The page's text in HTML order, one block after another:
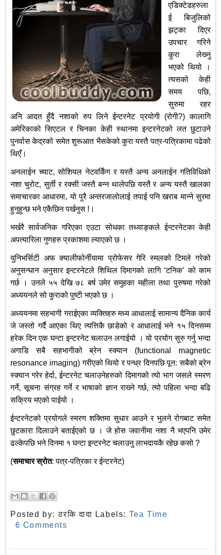
एडिक्टेडहरुला
ई बिजुलिको
झट्का
दिएर
उपचार गरिने
कुरा लेख्‍नु
भएको थियो ।
त्यसको केही
समय पछि,
सुरुमा रहर
अनि आदत हुँदै नशाको रुप लिने ईन्टरनेट प्रयोगी (रोगी?) कालागि
अमेरिकाको सिएटल र चिनका केही स्थानमा इन्टरनेटको लत छुटाउने
पुनर्वास केद्रको समेत शुरूआत भैसकेको कुरा यस्तै पत्र-पत्रिकामा पढेको
थिएँ।
अनलाईन च्याट, सोशियल नेटवर्किंग र यस्तै अन्य अनलाईन गतिविधिको
नशा चुरोट, सुर्ती र रक्सी जस्तै बन्न थालेपछि यस्तै र अन्य यस्तै खालका
समाचारका आधारमा, यो पुरै अन्तरजालोलाई तपाई पनि खराब मान्ने सुरमा
हुनुहुन्छ भने एकैछिन पर्खनुस !।
भर्खरै सार्वजनिक गरिएका एउटा सोधका तथ्याङ्कले ईन्टरनेटका केही
अपत्यारिला गुणहरु प्रकाशमा ल्याएको छ ।
युनिभर्सिटी अफ क्यालीफोर्नीयामा प्रोफेसर गेरि स्मलको टिमले गरेको
अनुसन्धान अनुसार इन्टरनेटले शिथिल दिमागको लागि ‘टनिक’ को काम
गर्छ । उनले ५५ देखि ७८ बर्ष उमेर समुहका महीला तथा पुरुषमा गरेको
अध्ययनले सो कुराको पुष्टी भएको छ ।
अध्ययनमा सहभागी गराईएका व्यक्तिहरु मध्य आधालाई सामान्य दैनिक कार्य
जे जस्तो गर्दै आएका थिए त्यत्तिकै छाडेको र आधालाई भने १५ दिनसम्म
हरेक दिन एक घन्टा इन्टरनेट चलाउन लगाईयो । यो प्रयोग सुरु गर्नु भन्दा
अगाडि सबै सहभागीको ब्रेन स्क्यान (functional magnetic
resonance imaging) गरीएको थियो र पन्ध्र दिनपछि पून: सबैको ब्रेन
स्क्यान गरेर हेर्दा, ईन्टरनेट चलाउनेहरुको दिमागको त्यो भाग जसले स्मरण
गर्ने, सूचना संग्रह गर्ने र भाषाको ज्ञान राख्‍ने गर्छ, त्यो पहिला भन्दा बढि
सक्रिय भएको पाईयो ।
ईन्टरनेटको प्रयोगले स्मरण शक्तिमा सुधार आउने र भुलने रोगबाट समेत
छुटकारा दिलाउने बताईएको छ । जे होस जवानीमा नशा नै भएपनि उमेर
ढल्केपछि भने दिनमा १ घन्टा इन्टरनेट चलाउनु लाभदायकै रहेछ कसो ?
(समाचार स्रोत: पत्र-पत्रिका र ईन्टरनेट)
Posted by:ठरकि दादा Labels: Tea Time
6 Comments